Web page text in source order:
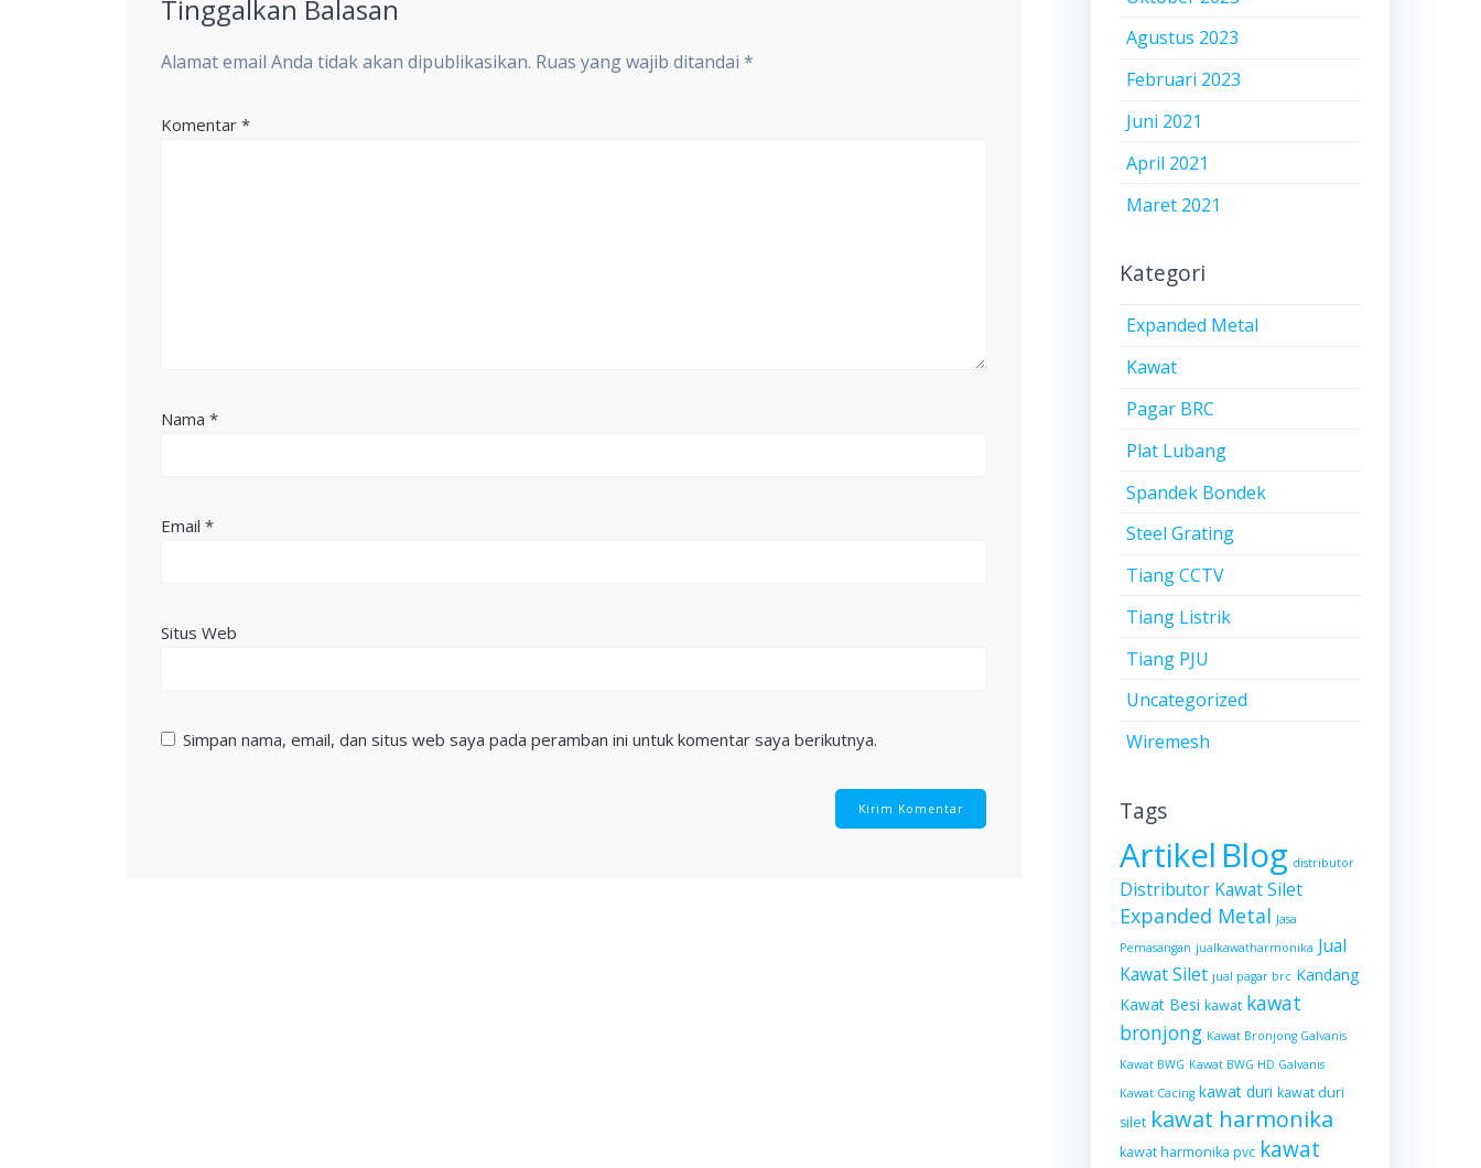
Tinggalkan Balasan
Alamat email Anda tidak akan dipublikasikan. Ruas yang wajib ditandai*
Komentar*
Nama*
Email*
Situs Web
Simpan nama, email, dan situs web saya pada peramban ini untuk komentar saya berikutnya.
Agustus 2023
Februari 2023
Juni 2021
April 2021
Maret 2021
Kategori
Expanded Metal
Kawat
Pagar BRC
Plat Lubang
Spandek Bondek
Steel Grating
Tiang CCTV
Tiang Listrik
Tiang PJU
Uncategorized
Wiremesh
Tags
Artikel Blog distributor
Distributor Kawat Silet
Expanded Metal Jasa
Pemasangan jualkawatharmonika Jual
Kawat Silet jual pagar brc Kandang
Kawat Besi kawat kawat
bronjong Kawat Bronjong Galvanis
Kawat BWG Kawat BWG HD Galvanis
Kawat Cacing kawat duri kawat duri
silet kawat harmonika
kawat harmonika pvc kawat